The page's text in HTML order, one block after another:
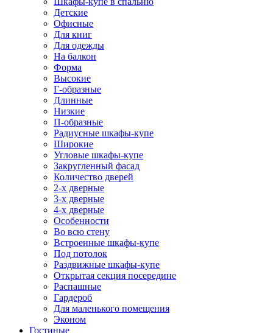
Детские
Офисные
Для книг
Для одежды
На балкон
Форма
Высокие
Г-образные
Длинные
Низкие
П-образные
Радиусные шкафы-купе
Широкие
Угловые шкафы-купе
Закругленный фасад
Количество дверей
2-х дверные
3-х дверные
4-х дверные
Особенности
Во всю стену
Встроенные шкафы-купе
Под потолок
Раздвижные шкафы-купе
Открытая секция посередине
Распашные
Гардероб
Для маленького помещения
Эконом
Гостиные